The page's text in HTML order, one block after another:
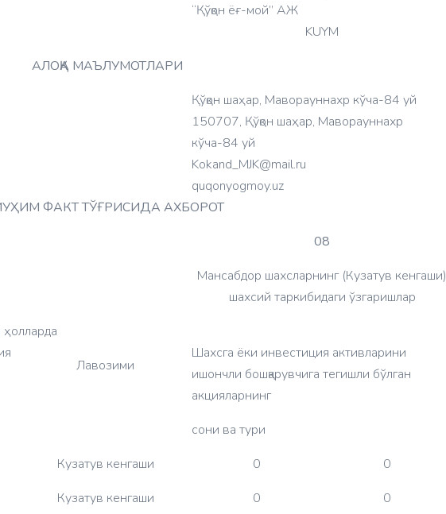
“Қўқон ёғ-мой” АЖ
KUYM
АЛОҚА МАЪЛУМОТЛАРИ
Қўқон шаҳар, Маворауннахр кўча-84 уй
150707, Қўқон шаҳар, Маворауннахр
кўча-84 уй
Kokand_MJK@mail.ru
quqonyogmoy.uz
ФАКТ ТЎҒРИСИДА АХБОРОТ
08
Мансабдор шахсларнинг (Кузатув кенгаши)
шахсий таркибидаги ўзгаришлар
ҳолларда
Лавозими
Шахсга ёки инвестиция активларини
ишончли бошқарувчига тегишли бўлган
акцияларнинг
сони ва тури
Кузатув кенгаши 0
0
Кузатув кенгаши 0
0